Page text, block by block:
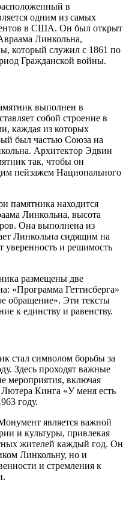
в
одним из самых
в США. Он был открыт
Линкольна,
который служил с 1861 по
Гражданской войны.
выполнен в
собой строение в
каждая из которых
был частью Союза на
Архитектор Эдвин
так, чтобы он
пейзажем Национального
памятника находится
Линкольна, высота
Она выполнена из
Линкольна сидящим на
уверенность и решимость
размещены две
«Программа Геттисберга»
обращение». Эти тексты
к единству и равенству.
стал символом борьбы за
Здесь проходят важные
мероприятия, включая
Кинга «У меня есть
году.
является важной
и культуры, привлекая
жителей каждый год. Он
Линкольну, но и
и стремления к